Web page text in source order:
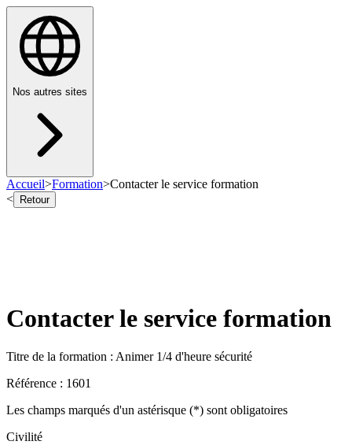
Nos autres sites
Accueil>Formation>Contacter le service formation
<
Retour
Contacter le service formation
Titre de la formation : Animer 1/4 d'heure sécurité
Référence : 1601
Les champs marqués d'un astérisque (*) sont obligatoires
Civilité